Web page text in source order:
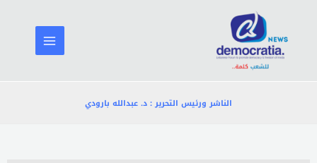
المحتوى
الناشر ورئيس التحرير : د. عبدالله بارودي